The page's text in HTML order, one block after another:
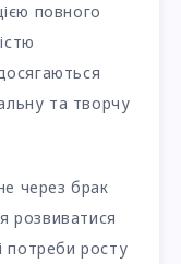
повного
та творчу
через брак
розвиватися
потреби росту